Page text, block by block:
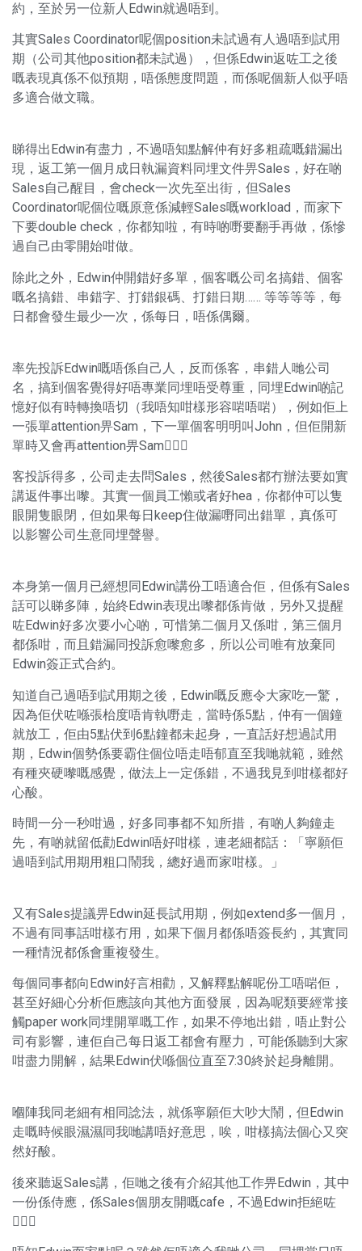
約，至於另一位新人Edwin就過唔到。
其實Sales Coordinator呢個position未試過有人過唔到試用
期（公司其他position都未試過），但係Edwin返咗工之後
嘅表現真係不似預期，唔係態度問題，而係呢個新人似乎唔
多適合做文職。
睇得出Edwin有盡力，不過唔知點解仲有好多粗疏嘅錯漏出
現，返工第一個月成日執漏資料同埋文件畀Sales，好在啲
Sales自己醒目，會check一次先至出街，但Sales
Coordinator呢個位嘅原意係減輕Sales嘅workload，而家下
下要double check，你都知啦，有時啲嘢要翻手再做，係慘
過自己由零開始咁做。
除此之外，Edwin仲開錯好多單，個客嘅公司名搞錯、個客
嘅名搞錯、串錯字、打錯銀碼、打錯日期…… 等等等等，每
日都會發生最少一次，係每日，唔係偶爾。
率先投訴Edwin嘅唔係自己人，反而係客，串錯人哋公司
名，搞到個客覺得好唔專業同埋唔受尊重，同埋Edwin啲記
憶好似有時轉換唔切（我唔知咁樣形容啱唔啱），例如佢上
一張單attention畀Sam，下一單個客明明叫John，但佢開新
單時又會再attention畀Sam🤦🏻‍♂️
客投訴得多，公司走去問Sales，然後Sales都冇辦法要如實
講返件事出嚟。其實一個員工懶或者好hea，你都仲可以隻
眼開隻眼閉，但如果每日keep住做漏嘢同出錯單，真係可
以影響公司生意同埋聲譽。
本身第一個月已經想同Edwin講份工唔適合佢，但係有Sales
話可以睇多陣，始終Edwin表現出嚟都係肯做，另外又提醒
咗Edwin好多次要小心啲，可惜第二個月又係咁，第三個月
都係咁，而且錯漏同投訴愈嚟愈多，所以公司唯有放棄同
Edwin簽正式合約。
知道自己過唔到試用期之後，Edwin嘅反應令大家吃一驚，
因為佢伏咗喺張枱度唔肯執嘢走，當時係5點，仲有一個鐘
就放工，佢由5點伏到6點鐘都未起身，一直話好想過試用
期，Edwin個勢係要霸住個位唔走唔郁直至我哋就範，雖然
有種夾硬嚟嘅感覺，做法上一定係錯，不過我見到咁樣都好
心酸。
時間一分一秒咁過，好多同事都不知所措，有啲人夠鐘走
先，有啲就留低勸Edwin唔好咁樣，連老細都話：「寧願佢
過唔到試用期用粗口鬧我，總好過而家咁樣。」
又有Sales提議畀Edwin延長試用期，例如extend多一個月，
不過有同事話咁樣冇用，如果下個月都係唔簽長約，其實同
一種情況都係會重複發生。
每個同事都向Edwin好言相勸，又解釋點解呢份工唔啱佢，
甚至好細心分析佢應該向其他方面發展，因為呢類要經常接
觸paper work同埋開單嘅工作，如果不停地出錯，唔止對公
司有影響，連佢自己每日返工都會有壓力，可能係聽到大家
咁盡力開解，結果Edwin伏喺個位直至7:30終於起身離開。
嗰陣我同老細有相同諗法，就係寧願佢大吵大鬧，但Edwin
走嘅時候眼濕濕同我哋講唔好意思，唉，咁樣搞法個心又突
然好酸。
後來聽返Sales講，佢哋之後有介紹其他工作畀Edwin，其中
一份係侍應，係Sales個朋友開嘅cafe，不過Edwin拒絕咗
🤷🏻‍♂️